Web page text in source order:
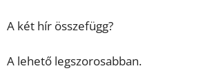
A két hír összefügg?
A lehető legszorosabban.